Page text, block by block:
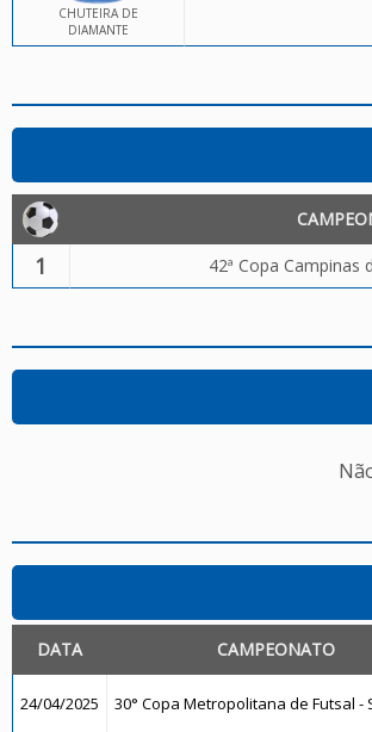
CHUTEIRA DE
DIAMANTE
1 42ª Copa Campinas
DATA CAMPEONATO
24/04/2025 30° Copa Metropolitana de Futsal -